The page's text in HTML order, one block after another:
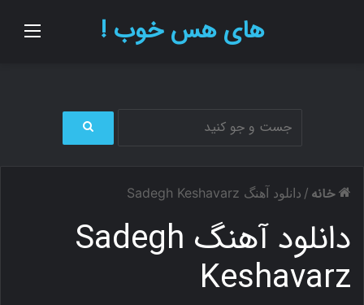
های هس خوب !
ج
ب
ر
خانه / دانلود آهنگ Sadegh Keshavarz
دانلود آهنگ Sadegh
Keshavarz